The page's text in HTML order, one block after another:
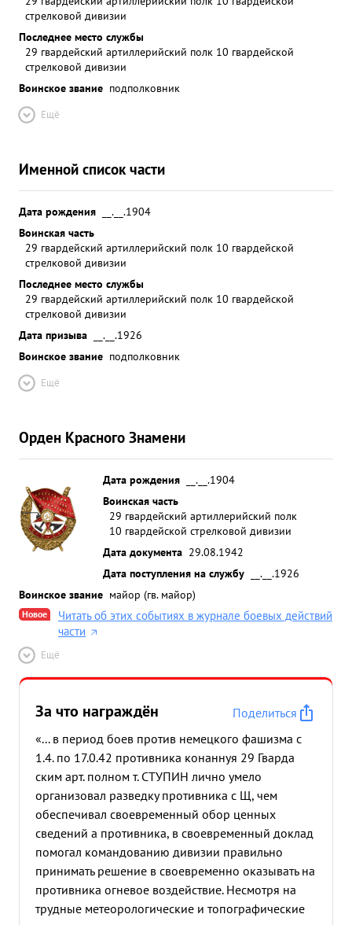
стрелковой дивизии
Последнее место службы
29 гвардейский артиллерийский полк 10 гвардейской
стрелковой дивизии
Воинское звание подполковник
Ещё
Именной список части
Дата рождения
__.__.1904
Воинская часть
29 гвардейский артиллерийский полк 10 гвардейской
стрелковой дивизии
Последнее место службы
29 гвардейский артиллерийский полк 10 гвардейской
стрелковой дивизии
Дата призыва
__.__.1926
Воинское звание подполковник
Ещё
Орден Красного Знамени
Дата рождения
__.__.1904
Воинская часть
29 гвардейский артиллерийский полк
10 гвардейской стрелковой дивизии
Дата документа 29.08.1942
Дата поступления на службу
__.__.1926
Воинское звание майор (гв. майор)
Новое
Читать об этих событиях в журнале боевых действий
части
Ещё
За что награждён
Поделиться
«... в период боев против немецкого фашизма с
1.4. по 17.0.42 противника конаннуя 29 Гварда
ским арт. полном т. СТУПИН лично умело
организовал разведку противника с Щ, чем
обеспечивал своевременный обор ценных
сведений а противника, в своевременный доклад
помогал командованию дивизии правильно
принимать решение в своевременно оказывать на
противника огневое воздействие. Несмотря на
трудные метеорологические и топографические